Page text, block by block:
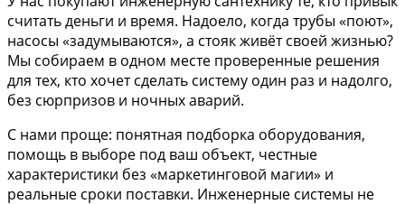
считать деньги и время. Надоело, когда трубы «поют»,
насосы «задумываются», а стояк живёт своей жизнью?
Мы собираем в одном месте проверенные решения
для тех, кто хочет сделать систему один раз и надолго,
без сюрпризов и ночных аварий.
С нами проще: понятная подборка оборудования,
помощь в выборе под ваш объект, честные
характеристики без «маркетинговой магии» и
реальные сроки поставки. Инженерные системы не